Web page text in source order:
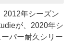
年シーズン
が、2020年シ
パー耐久シリー